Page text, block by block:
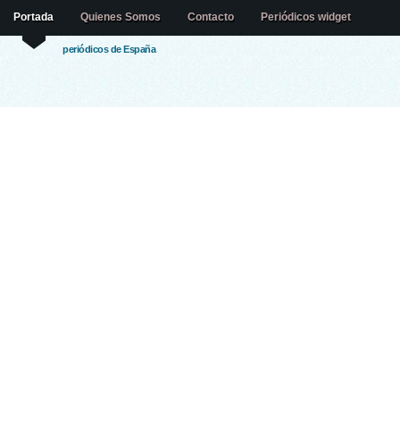
periódicos de España
Portada Quienes Somos Contacto Periódicos widget